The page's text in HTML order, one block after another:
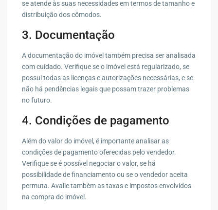
se atende às suas necessidades em termos de tamanho e
distribuição dos cômodos.
3. Documentação
A documentação do imóvel também precisa ser analisada
com cuidado. Verifique se o imóvel está regularizado, se
possui todas as licenças e autorizações necessárias, e se
não há pendências legais que possam trazer problemas
no futuro.
4. Condições de pagamento
Além do valor do imóvel, é importante analisar as
condições de pagamento oferecidas pelo vendedor.
Verifique se é possível negociar o valor, se há
possibilidade de financiamento ou se o vendedor aceita
permuta. Avalie também as taxas e impostos envolvidos
na compra do imóvel.